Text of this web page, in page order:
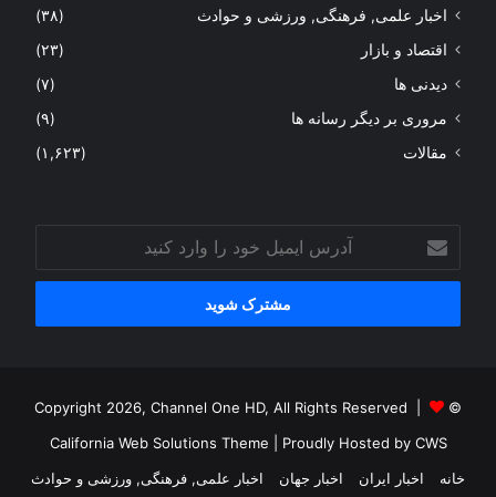
اخبار علمی, فرهنگی, ورزشی و حوادث
(۳۸)
اقتصاد و بازار
(۲۳)
دیدنی ها
(۷)
مروری بر دیگر رسانه ها
(۹)
مقالات
(۱,۶۲۳)
آدرس
ایمیل
خود
وارد
© Copyright 2026, Channel One HD, All Rights Reserved |
California Web Solutions Theme | Proudly Hosted by CWS
خانه
اخبار ایران اخبار جهان اخبار علمی, فرهنگی, ورزشی و حوادث